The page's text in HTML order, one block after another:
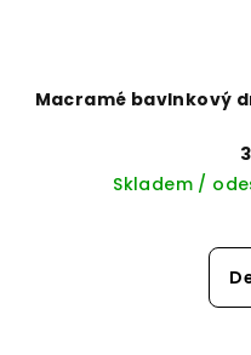
Macramé bavlnkový
Skladem /